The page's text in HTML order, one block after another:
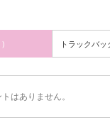
) トラックバッ
はありません。